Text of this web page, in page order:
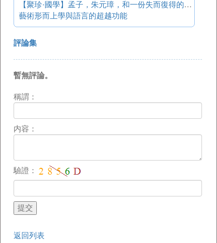
【聚珍·國學】孟子，朱元璋，和一份失而復得的“冷豬肉”
藝術形而上學與語言的超越功能
評論集
暫無評論。
稱謂：
内容：
驗證：
返回列表